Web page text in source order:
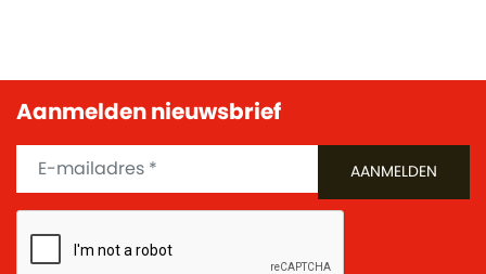
Aanmelden nieuwsbrief